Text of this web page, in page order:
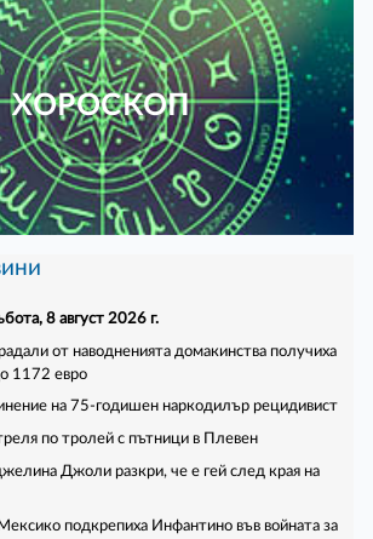
ХОРОСКОП
8 август 2026 г.
от наводненията домакинства получиха
1172 евро
на 75-годишен наркодилър рецидивист
по тролей с пътници в Плевен
Джоли разкри, че е гей след края на
подкрепиха Инфантино във войната за